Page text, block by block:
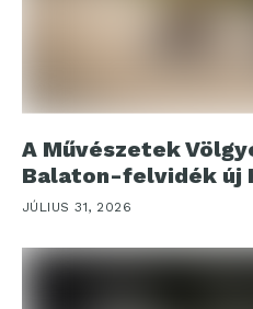
A Művészetek
Balaton-felvidék új
JÚLIUS 31, 2026